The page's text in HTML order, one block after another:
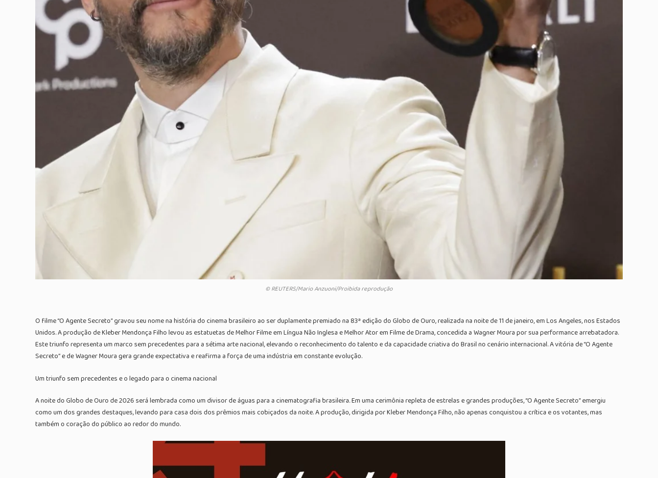
© REUTERS/Mario Anzuoni/Proibida reprodução
O filme “O Agente Secreto” gravou seu nome na história do cinema brasileiro ao ser duplamente premiado na 83ª edição do Globo de Ouro, realizada na noite de 11 de janeiro, em Los Angeles, nos Estados
Unidos. A produção de Kleber Mendonça Filho levou as estatuetas de Melhor Filme em Língua Não Inglesa e Melhor Ator em Filme de Drama, concedida a Wagner Moura por sua performance arrebatadora.
Este triunfo representa um marco sem precedentes para a sétima arte nacional, elevando o reconhecimento do talento e da capacidade criativa do Brasil no cenário internacional. A vitória de “O Agente
Secreto” e de Wagner Moura gera grande expectativa e reafirma a força de uma indústria em constante evolução.
Um triunfo sem precedentes e o legado para o cinema nacional
A noite do Globo de Ouro de 2026 será lembrada como um divisor de águas para a cinematografia brasileira. Em uma cerimônia repleta de estrelas e grandes produções, “O Agente Secreto” emergiu
como um dos grandes destaques, levando para casa dois dos prêmios mais cobiçados da noite. A produção, dirigida por Kleber Mendonça Filho, não apenas conquistou a crítica e os votantes, mas
também o coração do público ao redor do mundo.